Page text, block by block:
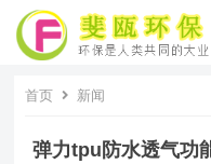
首页 新闻
弹力tpu防水透气功